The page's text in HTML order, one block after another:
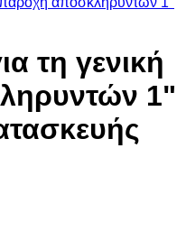
τη γενική
1"